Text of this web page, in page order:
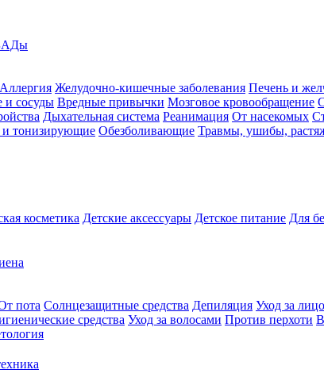
Аллергия Желудочно-кишечные заболевания Печень и
и сосуды Вредные привычки Мозговое кровообращение
Дыхательная система Реанимация От насекомых
тонизирующие Обезболивающие Травмы, ушибы,
косметика Детские аксессуары Детское питание Для
пота Солнцезащитные средства Депиляция Уход за
средства Уход за волосами Против перхоти